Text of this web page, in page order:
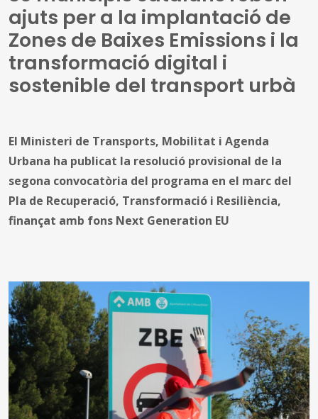
ajuts per a la implantació de
Zones de Baixes Emissions i la
transformació digital i
sostenible del transport urbà
El Ministeri de Transports, Mobilitat i Agenda
Urbana ha publicat la resolució provisional de la
segona convocatòria del programa en el marc del
Pla de Recuperació, Transformació i Resiliència,
finançat amb fons Next Generation EU